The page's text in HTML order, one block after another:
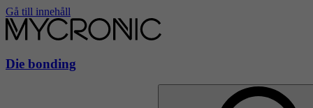
Gå till innehåll
Die bonding